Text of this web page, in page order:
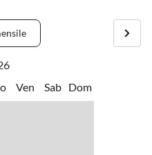
Ven Sab Dom